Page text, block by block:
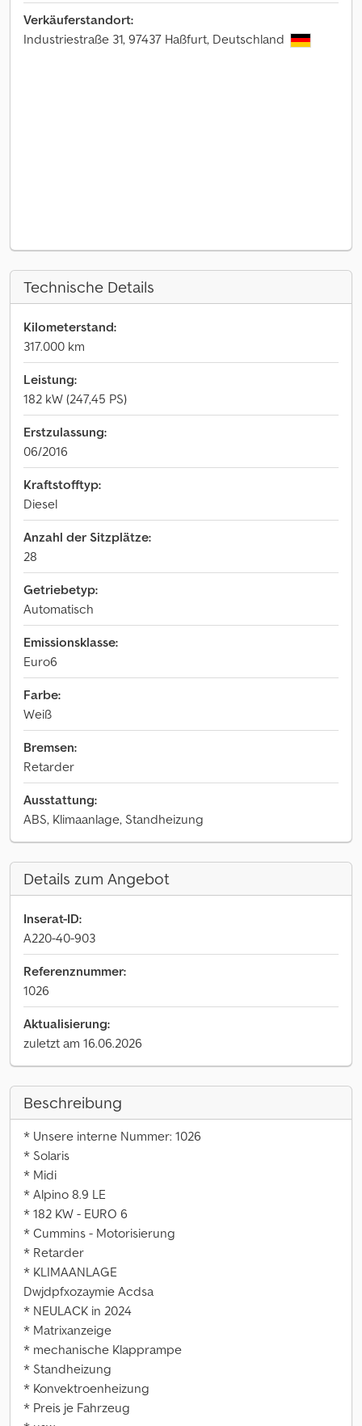
Verkäuferstandort:
Industriestraße 31, 97437 Haßfurt, Deutschland
Technische Details
Kilometerstand:
317.000 km
Leistung:
182 kW (247,45 PS)
Erstzulassung:
06/2016
Kraftstofftyp:
Diesel
Anzahl der Sitzplätze:
28
Getriebetyp:
Automatisch
Emissionsklasse:
Euro6
Farbe:
Weiß
Bremsen:
Retarder
Ausstattung:
ABS, Klimaanlage, Standheizung
Details zum Angebot
Inserat-ID:
A220-40-903
Referenznummer:
1026
Aktualisierung:
zuletzt am 16.06.2026
Beschreibung
* Unsere interne Nummer: 1026
* Solaris
* Midi
* Alpino 8.9 LE
* 182 KW - EURO 6
* Cummins - Motorisierung
* Retarder
* KLIMAANLAGE
Dwjdpfxozaymie Acdsa
* NEULACK in 2024
* Matrixanzeige
* mechanische Klapprampe
* Standheizung
* Konvektroenheizung
* Preis je Fahrzeug